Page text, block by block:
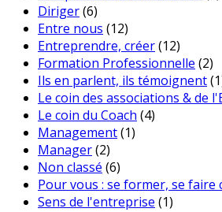
Diriger(6)
Entre nous (12)
Entreprendre, créer(12)
Formation Professionnelle (2)
Ils en parlent, ils témoignent
Le coin des associations & de
Le coin du Coach (4)
Management(1)
Manager(2)
Non classé (6)
Pour vous : se former, se faire
Sens de l'entreprise (1)